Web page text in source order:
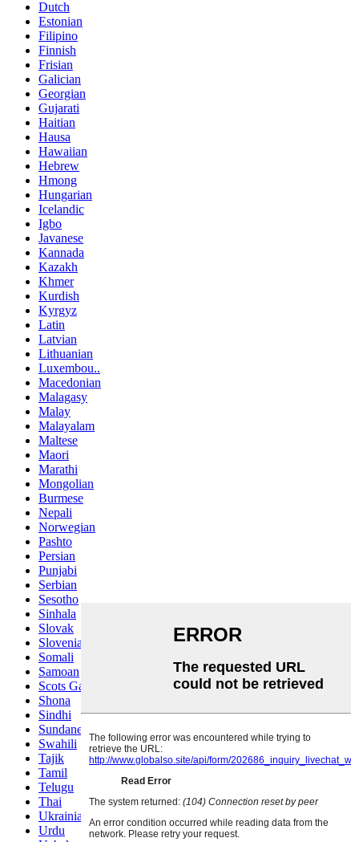
Dutch
Estonian
Filipino
Finnish
Frisian
Galician
Georgian
Gujarati
Haitian
Hausa
Hawaiian
Hebrew
Hmong
Hungarian
Icelandic
Igbo
Javanese
Kannada
Kazakh
Khmer
Kurdish
Kyrgyz
Latin
Latvian
Lithuanian
Luxembou..
Macedonian
Malagasy
Malay
Malayalam
Maltese
Maori
Marathi
Mongolian
Burmese
Nepali
Norwegian
Pashto
Persian
Punjabi
Serbian
Sesotho
Sinhala
Slovak
Slovenian
Somali
Samoan
Scots Gaelic
Shona
Sindhi
Sundanese
Swahili
Tajik
Tamil
Telugu
Thai
Ukrainian
Urdu